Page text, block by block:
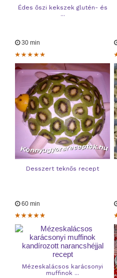
Édes őszi kekszek glutén- és
...
30 min
Desszert teknős recept
60 min
Mézeskalácsos karácsonyi
muffinok ...